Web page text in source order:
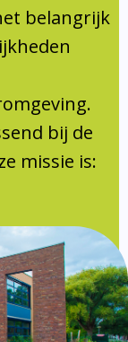
belangrijk
bij de
missie is: